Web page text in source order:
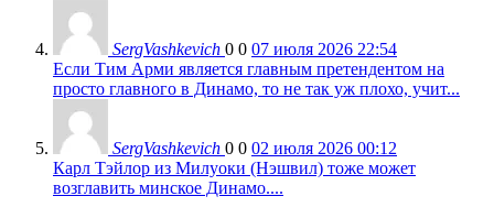
SergVashkevich 0 0 07 июля 2026 22:54
Если Тим Арми является главным претендентом на
просто главного в Динамо, то не так уж плохо, учит...
SergVashkevich 0 0 02 июля 2026 00:12
Карл Тэйлор из Милуоки (Нэшвил) тоже может
возглавить минское Динамо....